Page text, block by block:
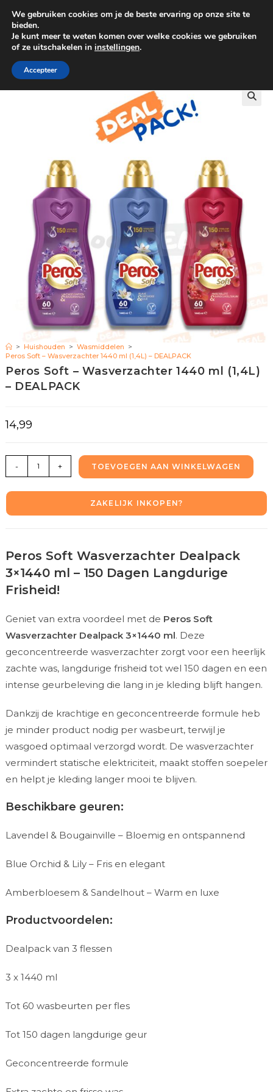
GRATIS BEZORGING VANAF €100
> Huishouden > Wasmiddelen >
Peros Soft – Wasverzachter 1440 ml (1,4L) – DEALPACK
Peros Soft – Wasverzachter 1440 ml (1,4L)
– DEALPACK
14,99
- + TOEVOEGEN AAN WINKELWAGEN
ZAKELIJK INKOPEN?
Peros Soft Wasverzachter Dealpack
3×1440 ml – 150 Dagen Langdurige
Frisheid!
Geniet van extra voordeel met de Peros Soft
Wasverzachter Dealpack 3×1440 ml. Deze
geconcentreerde wasverzachter zorgt voor een heerlijk
zachte was, langdurige frisheid tot wel 150 dagen en een
intense geurbeleving die lang in je kleding blijft hangen.
Dankzij de krachtige en geconcentreerde formule heb
je minder product nodig per wasbeurt, terwijl je
wasgoed optimaal verzorgd wordt. De wasverzachter
vermindert statische elektriciteit, maakt stoffen soepeler
en helpt je kleding langer mooi te blijven.
Beschikbare geuren:
Lavendel & Bougainville – Bloemig en ontspannend
Blue Orchid & Lily – Fris en elegant
Amberbloesem & Sandelhout – Warm en luxe
Productvoordelen:
Dealpack van 3 flessen
3 x 1440 ml
Tot 60 wasbeurten per fles
Tot 150 dagen langdurige geur
Geconcentreerde formule
We gebruiken cookies om je de beste ervaring op onze site te
bieden.
Je kunt meer te weten komen over welke cookies we gebruiken
of ze uitschakelen in instellingen.
Accepteer